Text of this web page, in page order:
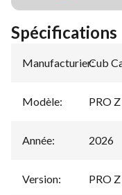
Spécifications
Manufacturier:
Cub
Modèle: PRO
Année: 2026
Version: PRO